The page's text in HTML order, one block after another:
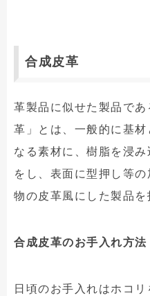
合成皮革
革製品に似せた製品で
革」とは、一般的に基
なる素材に、樹脂を浸
をし、表面に型押し等
物の皮革風にした製品を
合成皮革のお手入れ方法
日頃のお手入れはホコ